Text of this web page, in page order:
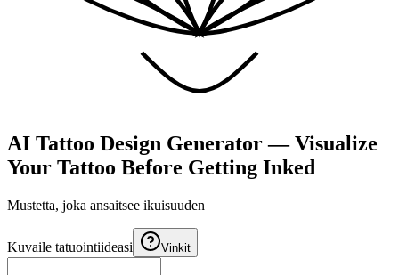
AI Tattoo Design Generator — Visualize
Your Tattoo Before Getting Inked
Mustetta, joka ansaitsee ikuisuuden
Kuvaile tatuointiideasi Vinkit